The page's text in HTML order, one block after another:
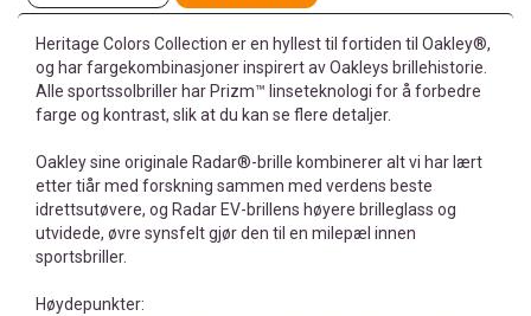
Heritage Colors Collection er en hyllest til fortiden til Oakley®,
og har fargekombinasjoner inspirert av Oakleys brillehistorie.
Alle sportssolbriller har Prizm™ linseteknologi for å forbedre
farge og kontrast, slik at du kan se flere detaljer.
Oakley sine originale Radar®-brille kombinerer alt vi har lært
etter tiår med forskning sammen med verdens beste
idrettsutøvere, og Radar EV-brillens høyere brilleglass og
utvidede, øvre synsfelt gjør den til en milepæl innen
sportsbriller.
Høydepunkter: